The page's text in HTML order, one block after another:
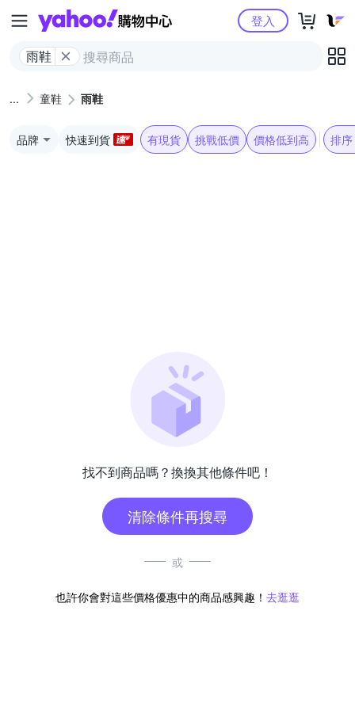
Yahoo購物中心
雨鞋
登入
童鞋 雨鞋
品牌 快速到貨 有現貨 挑戰低價 價格低到高 排序
找不到商品嗎？換換其他條件吧！
清除條件再搜尋
或
也許你會對這些價格優惠中的商品感興趣！ 去逛逛